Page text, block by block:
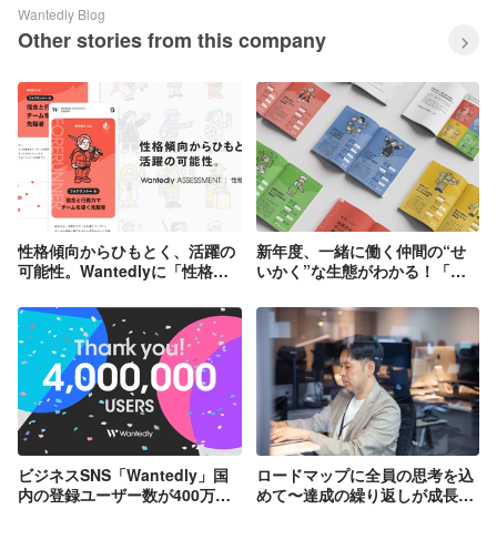
Wantedly Blog
Other stories from this company
性格傾向からひもとく、活躍の
可能性。Wantedlyに「性格診
新年度、一緒に働く仲間の“せ
いかく”な生態がわかる！「は
ビジネスSNS「Wantedly」国
内の登録ユーザー数が400万人
ロードマップに全員の思考を込
めて〜達成の繰り返しが成長を